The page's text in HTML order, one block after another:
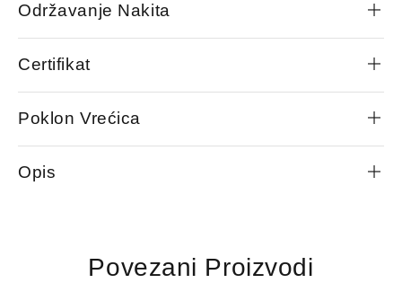
Održavanje Nakita
Certifikat
Poklon Vrećica
Opis
Povezani Proizvodi